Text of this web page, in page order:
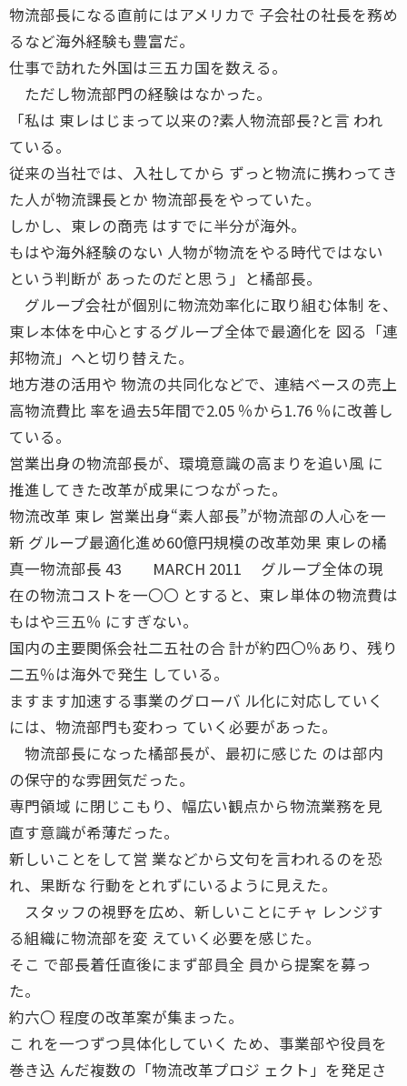
物流部長になる直前にはアメリカで 子会社の社長を務め
るなど海外経験も豊富だ。
仕事で訪れた外国は三五カ国を数える。
ただし物流部門の経験はなかった。
「私は 東レはじまって以来の?素人物流部長?と言 われ
ている。
従来の当社では、入社してから ずっと物流に携わってき
た人が物流課長とか 物流部長をやっていた。
しかし、東レの商売 はすでに半分が海外。
もはや海外経験のない 人物が物流をやる時代ではない
という判断が あったのだと思う」と橘部長。
グループ会社が個別に物流効率化に取り組む体制 を、
東レ本体を中心とするグループ全体で最適化を 図る「連
邦物流」へと切り替えた。
地方港の活用や 物流の共同化などで、連結ベースの売上
高物流費比 率を過去5年間で2.05 ％から1.76 ％に改善し
ている。
営業出身の物流部長が、環境意識の高まりを追い風 に
推進してきた改革が成果につながった。
物流改革 東レ 営業出身“素人部長”が物流部の人心を一
新 グループ最適化進め60億円規模の改革効果 東レの橘
真一物流部長 43 MARCH 2011 グループ全体の現
在の物流コストを一〇〇 とすると、東レ単体の物流費は
もはや三五％ にすぎない。
国内の主要関係会社二五社の合 計が約四〇％あり、残り
二五％は海外で発生 している。
ますます加速する事業のグローバ ル化に対応していく
には、物流部門も変わっ ていく必要があった。
物流部長になった橘部長が、最初に感じた のは部内
の保守的な雰囲気だった。
専門領域 に閉じこもり、幅広い観点から物流業務を見
直す意識が希薄だった。
新しいことをして営 業などから文句を言われるのを恐
れ、果断な 行動をとれずにいるように見えた。
スタッフの視野を広め、新しいことにチャ レンジす
る組織に物流部を変 えていく必要を感じた。
そこ で部長着任直後にまず部員全 員から提案を募っ
た。
約六〇 程度の改革案が集まった。
こ れを一つずつ具体化していく ため、事業部や役員を
巻き込 んだ複数の「物流改革プロジ ェクト」を発足さ